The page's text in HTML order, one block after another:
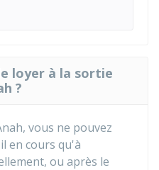
loyer à la sortie
?
vous ne pouvez
en cours qu'à
ou après le